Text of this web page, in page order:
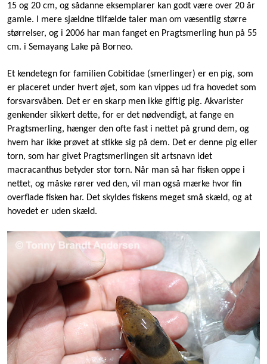
15 og 20 cm, og sådanne eksemplarer kan godt være over 20 år
gamle. I mere sjældne tilfælde taler man om væsentlig større
størrelser, og i 2006 har man fanget en Pragtsmerling hun på 55
cm. i Semayang Lake på Borneo.
Et kendetegn for familien Cobitidae (smerlinger) er en pig, som
er placeret under hvert øjet, som kan vippes ud fra hovedet som
forsvarsvåben. Det er en skarp men ikke giftig pig. Akvarister
genkender sikkert dette, for er det nødvendigt, at fange en
Pragtsmerling, hænger den ofte fast i nettet på grund dem, og
hvem har ikke prøvet at stikke sig på dem. Det er denne pig eller
torn, som har givet Pragtsmerlingen sit artsnavn idet
macracanthus betyder stor torn. Når man så har fisken oppe i
nettet, og måske rører ved den, vil man også mærke hvor fin
overflade fisken har. Det skyldes fiskens meget små skæld, og at
hovedet er uden skæld.